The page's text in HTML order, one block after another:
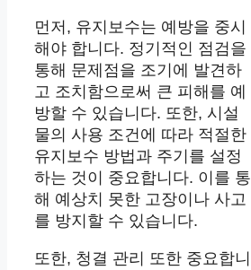
먼저, 유지보수는 예방을 중시
해야 합니다. 정기적인 점검을
통해 문제점을 조기에 발견하
고 조치함으로써 큰 피해를 예
방할 수 있습니다. 또한, 시설
물의 사용 조건에 따라 적절한
유지보수 방법과 주기를 설정
하는 것이 중요합니다. 이를 통
해 예상치 못한 고장이나 사고
를 방지할 수 있습니다.
또한, 청결 관리 또한 중요합니